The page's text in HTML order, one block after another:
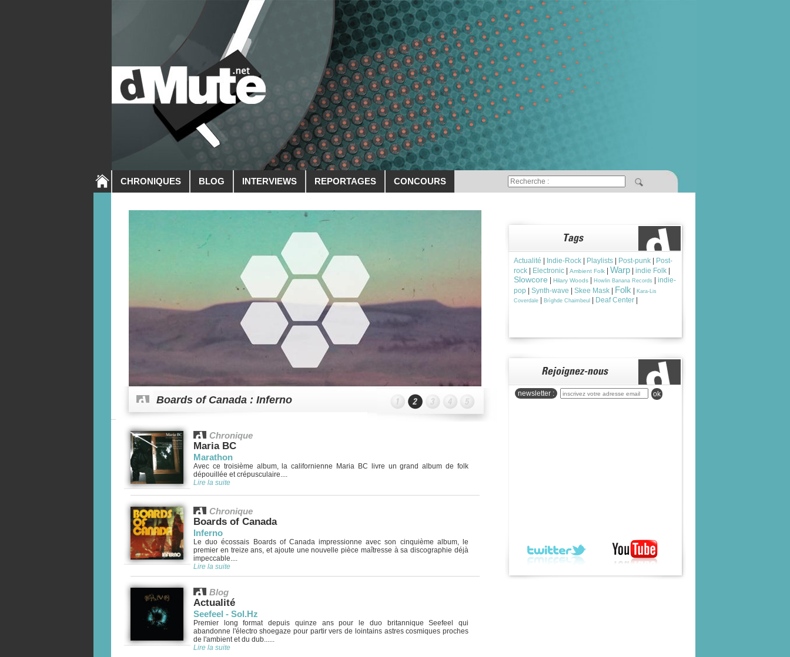
CHRONIQUES BLOG INTERVIEWS REPORTAGES CONCOURS
Boards of Canada : Inferno
Chronique
Maria BC
Marathon
Avec ce troisième album, la californienne Maria BC livre un grand album de folk
dépouillée et crépusculaire....
Lire la suite
Chronique
Boards of Canada
Inferno
Le duo écossais Boards of Canada impressionne avec son cinquième album, le
premier en treize ans, et ajoute une nouvelle pièce maîtresse à sa discographie déjà
impeccable....
Lire la suite
Blog
Actualité
Seefeel - Sol.Hz
Premier long format depuis quinze ans pour le duo britannique Seefeel qui
abandonne l'électro shoegaze pour partir vers de lointains astres cosmiques proches
de l'ambient et du dub......
Lire la suite
Actualité Indie-Rock Playlists Post-punk
Post-
rock
Electronic Ambient Folk Warp indie Folk
Slowcore Hilary Woods Howlin Banana Records
indie-
pop
Synth-wave Skee Mask Folk
Kara-Lis
Coverdale
Brìghde Chaimbeul Deaf Center
newsletter : ok